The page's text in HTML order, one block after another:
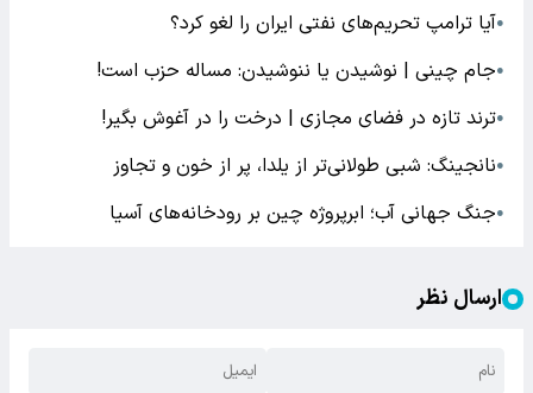
●آیا ترامپ تحریم‌های نفتی ایران را لغو کرد؟
●جام چینی | نوشیدن یا ننوشیدن: مساله حزب است!
●ترند تازه در فضای مجازی | درخت را در آغوش بگیر!
●نانجینگ: شبی طولانی‌تر از یلدا، پر از خون و تجاوز
●جنگ جهانی آب؛ ابرپروژه چین بر رودخانه‌های آسیا
ارسال نظر